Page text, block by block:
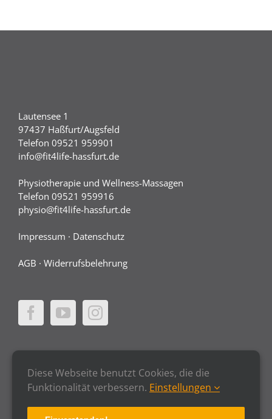
Lautensee 1
97437 Haßfurt/Augsfeld
Telefon 09521 959901
info@fit4life-hassfurt.de
Physiotherapie und Wellness-Massagen
Telefon 09521 959916
physio@fit4life-hassfurt.de
Impressum · Datenschutz
AGB · Widerrufsbelehrung
Diese Webseite benutzt Cookies, die die
Funktionalität verbessern. Einstellungen